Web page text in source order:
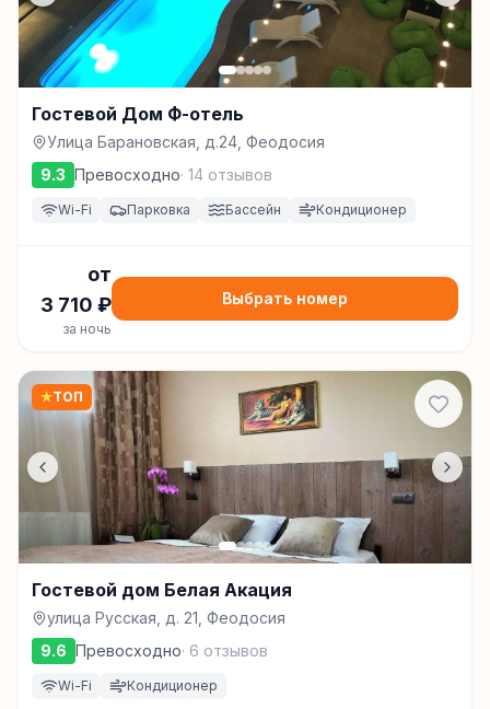
Гостевой Дом Ф-отель
Улица Барановская, д.24, Феодосия
9.3 Превосходно· 14 отзывов
Wi-Fi Парковка Бассейн Кондиционер
от
3 710 ₽
за ночь
Выбрать номер
★ТОП
Гостевой дом Белая Акация
улица Русская, д. 21, Феодосия
9.6 Превосходно· 6 отзывов
Wi-Fi Кондиционер